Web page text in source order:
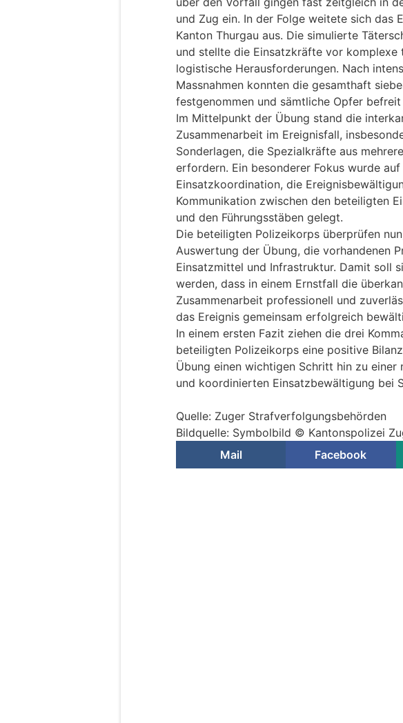
und Zug ein. In der Folge weitete sich das
Kanton Thurgau aus. Die simulierte
und stellte die Einsatzkräfte vor komplexe
logistische Herausforderungen. Nach
Massnahmen konnten die gesamthaft
festgenommen und sämtliche Opfer befreit
Im Mittelpunkt der Übung stand die
Zusammenarbeit im Ereignisfall,
Sonderlagen, die Spezialkräfte aus
erfordern. Ein besonderer Fokus wurde
Einsatzkoordination, die
Kommunikation zwischen den beteiligten
und den Führungsstäben gelegt.
Die beteiligten Polizeikorps überprüfen
Auswertung der Übung, die vorhandenen
Einsatzmittel und Infrastruktur. Damit soll
werden, dass in einem Ernstfall die
Zusammenarbeit professionell und
das Ereignis gemeinsam erfolgreich
In einem ersten Fazit ziehen die drei
beteiligten Polizeikorps eine positive
Übung einen wichtigen Schritt hin zu einer
und koordinierten Einsatzbewältigung bei
Quelle: Zuger Strafverfolgungsbehörden
Bildquelle: Symbolbild © Kantonspolizei
Mail
Facebook